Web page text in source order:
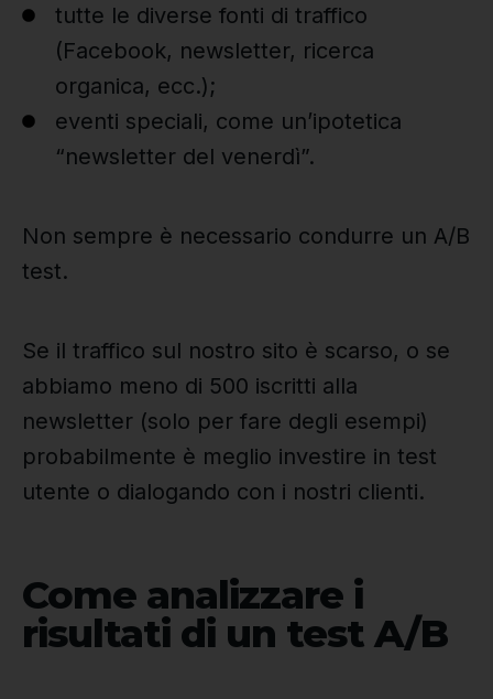
tutte le diverse fonti di traffico
(Facebook, newsletter, ricerca
organica, ecc.);
eventi speciali, come un’ipotetica
“newsletter del venerdì”.
Non sempre è necessario condurre un A/B
test.
Se il traffico sul nostro sito è scarso, o se
abbiamo meno di 500 iscritti alla
newsletter (solo per fare degli esempi)
probabilmente è meglio investire in test
utente o dialogando con i nostri clienti.
Come analizzare i
risultati di un test A/B